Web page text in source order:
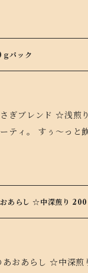
パック
ド ☆浅煎り 200ｇパック ラ
ティ。 すぅ～っと
あらし ☆中深煎り 200
☆中深煎り 200ｇパック 酸味